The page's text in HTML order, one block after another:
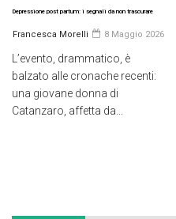
Depressione post partum: i segnali da non trascurare
Francesca Morelli 8 Maggio 2026
L’evento, drammatico, è
balzato alle cronache recenti:
una giovane donna di
Catanzaro, affetta da...